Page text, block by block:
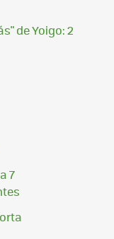
de Yoigo: 2
7